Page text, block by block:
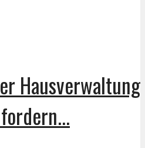
Hausverwaltung